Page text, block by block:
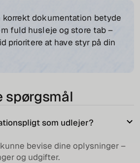
korrekt dokumentation betyde
fuld husleje og store tab –
prioritere at have styr på din
spørgsmål
som udlejer?
bevise dine oplysninger –
og udgifter.